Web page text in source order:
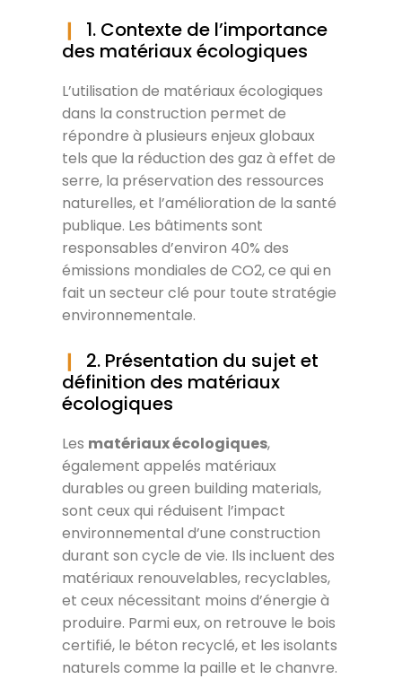
1. Contexte de l’importance
des matériaux écologiques
L’utilisation de matériaux écologiques
dans la construction permet de
répondre à plusieurs enjeux globaux
tels que la réduction des gaz à effet de
serre, la préservation des ressources
naturelles, et l’amélioration de la santé
publique. Les bâtiments sont
responsables d’environ 40% des
émissions mondiales de CO2, ce qui en
fait un secteur clé pour toute stratégie
environnementale.
2. Présentation du sujet et
définition des matériaux
écologiques
Les matériaux écologiques,
également appelés matériaux
durables ou green building materials,
sont ceux qui réduisent l’impact
environnemental d’une construction
durant son cycle de vie. Ils incluent des
matériaux renouvelables, recyclables,
et ceux nécessitant moins d’énergie à
produire. Parmi eux, on retrouve le bois
certifié, le béton recyclé, et les isolants
naturels comme la paille et le chanvre.